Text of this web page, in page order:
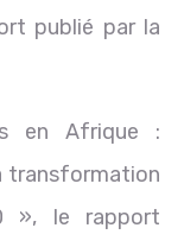
publié par la
en Afrique :
transformation
», le rapport